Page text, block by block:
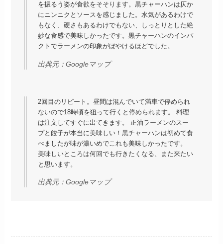
を振るう姿が食欲をそそります。黒チャーハンは仄か
にニンニクとソースを感じました。水気があるわけで
もなく、硬さもあるわけでもない、しっとりとした絶
妙な食感で美味しかったです。黒チャーハンのインパ
クトでラーメンの印象がぼやけるほどでした。
出典元：Googleマップ
2回目のリピート。昼間は混んでいて満車で停められ
ないので18時頃を狙って行くと停められます。 料理
は注文してすぐに出てきます。 正油ラーメンのスー
プと餃子が本当に美味しい！黒チャーハンは初めて食
べましたが味が濃いめでこれも美味しかったです。
美味しいところは何回でも行きたくなる、また来たい
と思います。
出典元：Googleマップ